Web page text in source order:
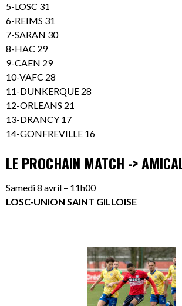
5-LOSC 31
6-REIMS 31
7-SARAN 30
8-HAC 29
9-CAEN 29
10-VAFC 28
11-DUNKERQUE 28
12-ORLEANS 21
13-DRANCY 17
14-GONFREVILLE 16
LE PROCHAIN MATCH ->
Samedi 8 avril – 11h00
LOSC-UNION SAINT GILLOISE